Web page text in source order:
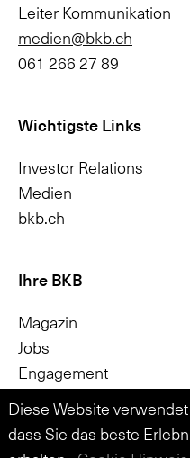
Leiter Kommunikation
medien@bkb.ch
061 266 27 89
Wichtigste Links
Investor Relations
Medien
bkb.ch
Ihre BKB
Magazin
Jobs
Engagement
Diese Website
dass Sie das beste